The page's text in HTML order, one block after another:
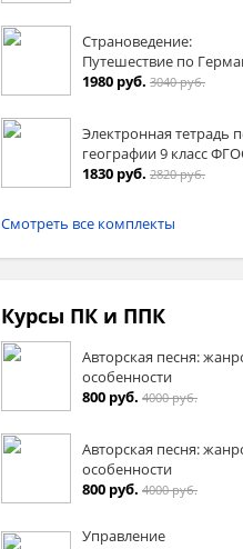
Страноведение:
Путешествие по
1980 руб. 3040 руб.
Электронная тетрадь
географии 9 класс
1830 руб. 2820 руб.
Смотреть все комплекты
Курсы ПК и ППК
Авторская песня:
особенности
800 руб. 4000 руб.
Авторская песня:
особенности
800 руб. 4000 руб.
Управление